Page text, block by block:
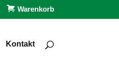
Warenkorb
Kontakt